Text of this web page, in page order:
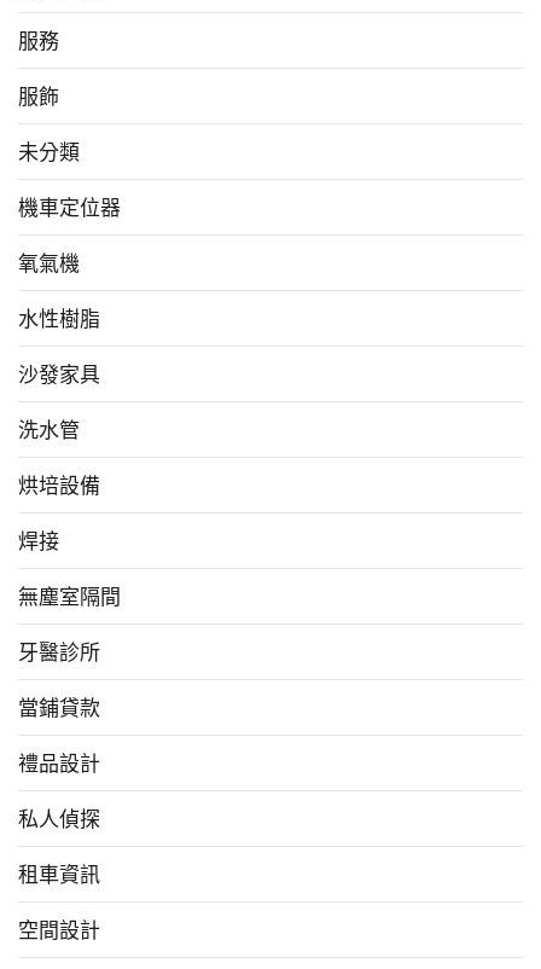
服務
服飾
未分類
機車定位器
氧氣機
水性樹脂
沙發家具
洗水管
烘培設備
焊接
無塵室隔間
牙醫診所
當鋪貸款
禮品設計
私人偵探
租車資訊
空間設計